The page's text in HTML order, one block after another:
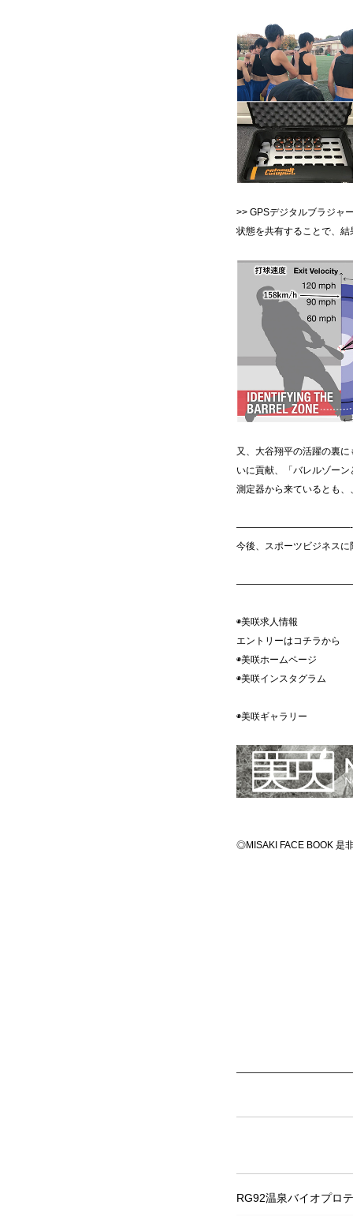
>> GPSデジタルブラジャ
状態を共有することで、
又、大谷翔平の活躍の裏
いに貢献、「バレルゾー
測定器から来ているとも、
————————————-
今後、スポーツビジネス
◉美咲求人情報
エントリーはコチラ
◉美咲ホームペ
◉美咲インスタグ
◉美咲ギャラ
◎MISAKI FACE BOOK 是
RG92温泉バイオプロ